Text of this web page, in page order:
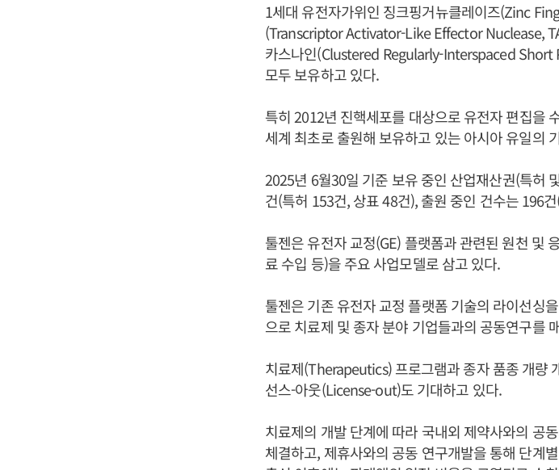
1세대 유전자가위인 징크핑거뉴클레이즈(Zinc
(Transcriptor Activator-Like Effector Nuclease,
카스나인(Clustered Regularly-Interspaced Short
모두 보유하고 있다.
특히 2012년 진핵세포를 대상으로 유전자 편집을
세계 최초로 출원해 보유하고 있는 아시아 유일의
2025년 6월30일 기준 보유 중인 산업재산권(특허
건(특허 153건, 상표 48건), 출원 중인 건수는 196
툴젠은 유전자 교정(GE) 플랫폼과 관련된 원천 및
료 수입 등)을 주요 사업모델로 삼고 있다.
툴젠은 기존 유전자 교정 플랫폼 기술의 라이선싱
으로 치료제 및 종자 분야 기업들과의 공동연구를
치료제(Therapeutics) 프로그램과 종자 품종 개량
선스-아웃(License-out)도 기대하고 있다.
치료제의 개발 단계에 따라 국내외 제약사와의 공
체결하고, 제휴사와의 공동 연구개발을 통해 단계